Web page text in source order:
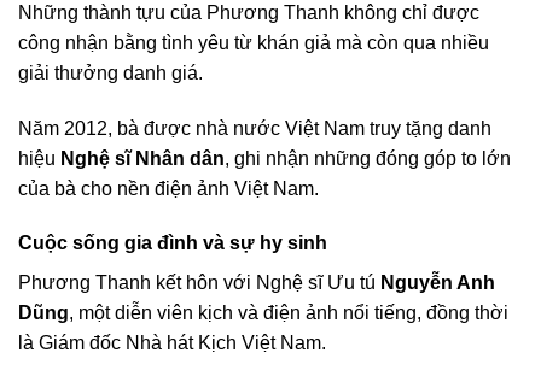
Những thành tựu của Phương Thanh không chỉ được
công nhận bằng tình yêu từ khán giả mà còn qua nhiều
giải thưởng danh giá.
Năm 2012, bà được nhà nước Việt Nam truy tặng danh
hiệu Nghệ sĩ Nhân dân, ghi nhận những đóng góp to lớn
của bà cho nền điện ảnh Việt Nam.
Cuộc sống gia đình và sự hy sinh
Phương Thanh kết hôn với Nghệ sĩ Ưu tú Nguyễn Anh
Dũng, một diễn viên kịch và điện ảnh nổi tiếng, đồng thời
là Giám đốc Nhà hát Kịch Việt Nam.